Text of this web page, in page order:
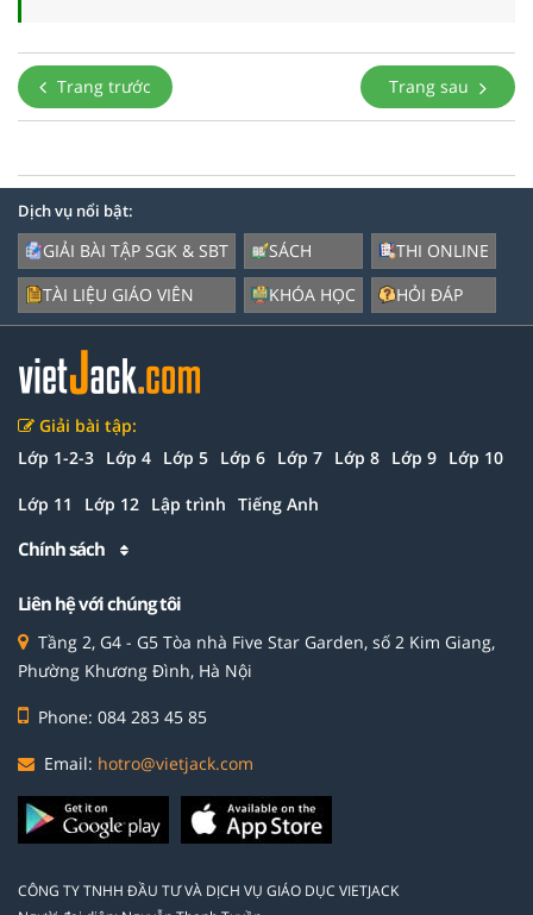
Trang trước Trang sau
Dịch vụ nổi bật:
GIẢI BÀI TẬP SGK & SBT
TÀI LIỆU GIÁO VIÊN
SÁCH
KHÓA HỌC
THI ONLINE
HỎI ĐÁP
Giải bài tập:
Lớp 1-2-3 Lớp 4 Lớp 5 Lớp 6 Lớp 7 Lớp 8 Lớp 9 Lớp 10
Lớp 11 Lớp 12 Lập trình Tiếng Anh
Chính sách
Liên hệ với chúng tôi
Tầng 2, G4 - G5 Tòa nhà Five Star Garden, số 2 Kim Giang,
Phường Khương Đình, Hà Nội
Phone: 084 283 45 85
Email: hotro@vietjack.com
CÔNG TY TNHH ĐẦU TƯ VÀ DỊCH VỤ GIÁO DỤC VIETJACK